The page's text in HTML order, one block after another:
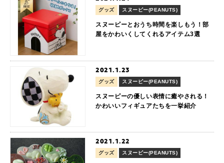
グッズ スヌーピー(PEANUTS)
スヌーピーとおうち時間を楽しもう！部
屋をかわいくしてくれるアイテム3選
2021.1.23
グッズ スヌーピー(PEANUTS)
スヌーピーの優しい表情に癒やされる！
かわいいフィギュアたちを一挙紹介
2021.1.22
グッズ スヌーピー(PEANUTS)